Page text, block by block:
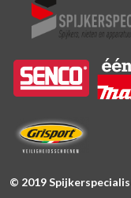
© 2019